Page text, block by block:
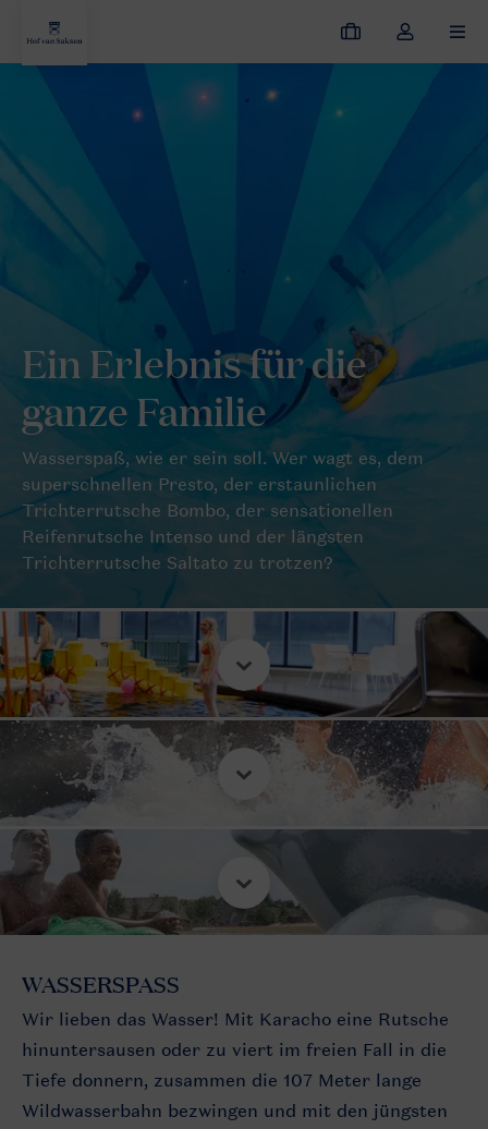
Meine
Buchungen
Dropdown-
Menü
Hof van Saksen Wasserspaß
Ein Erlebnis für die
ganze Familie
Wasserspaß, wie er sein soll. Wer wagt es, dem
superschnellen Presto, der erstaunlichen
Trichterrutsche Bombo, der sensationellen
Reifenrutsche Intenso und der längsten
Trichterrutsche Saltato zu trotzen?
WASSERSPASS
Wir lieben das Wasser! Mit Karacho eine Rutsche
hinuntersausen oder zu viert im freien Fall in die
Tiefe donnern, zusammen die 107 Meter lange
Wildwasserbahn bezwingen und mit den jüngsten